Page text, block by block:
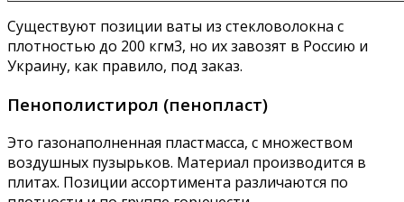
Существуют позиции ваты из стекловолокна с
плотностью до 200 кгм3, но их завозят в Россию и
Украину, как правило, под заказ.
Пенополистирол (пенопласт)
Это газонаполненная пластмасса, с множеством
воздушных пузырьков. Материал производится в
плитах. Позиции ассортимента различаются по